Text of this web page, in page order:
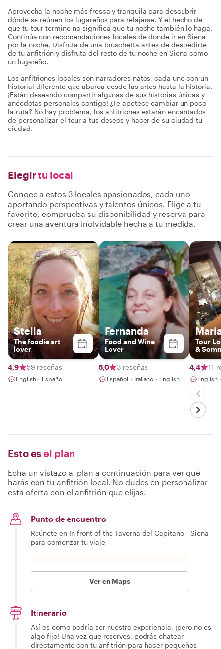
Aprovecha la noche más fresca y tranquila para descubrir
dónde se reúnen los lugareños para relajarse. Y el hecho de
que tu tour termine no significa que tu noche también lo haga.
Continúa con recomendaciones locales de dónde ir en Siena
por la noche. Disfruta de una bruschetta antes de despedirte
de tu anfitrión y disfruta del resto de tu noche en Siena como
un lugareño.
Los anfitriones locales son narradores natos, cada uno con un
historial diferente que abarca desde las artes hasta la historia.
¡Están deseando compartir algunas de sus historias únicas y
anécdotas personales contigo! ¿Te apetece cambiar un poco
la ruta? No hay problema, los anfitriones estarán encantados
de personalizar el tour a tus deseos y hacer de su ciudad tu
ciudad.
Elegirtu local
Conoce a estos 3 locales apasionados, cada uno
aportando perspectivas y talentos únicos. Elige a tu
favorito, comprueba su disponibilidad y reserva para
crear una aventura inolvidable hecha a tu medida.
Stella
The foodie art
lover
4,9 59 reseñas
English・Español
Fernanda
Food and Wine
Lover
5,0 3 reseñas
Español・Italiano・English
Tour
&
4,4 11
English
Esto esel plan
Echa un vistazo al plan a continuación para ver qué
harás con tu anfitrión local. No dudes en personalizar
esta oferta con el anfitrión que elijas.
Punto de encuentro
Reúnete en In front of the Taverna del Capitano - Siena
para comenzar tu viaje
Ver en Maps
Itinerario
Así es como podría ser nuestra experiencia, ¡pero no es
algo fijo! Una vez que reserves, podrás chatear
directamente con tu anfitrión para hacer pequeños